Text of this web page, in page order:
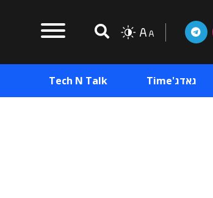
גאדג'Time Tech N Talk